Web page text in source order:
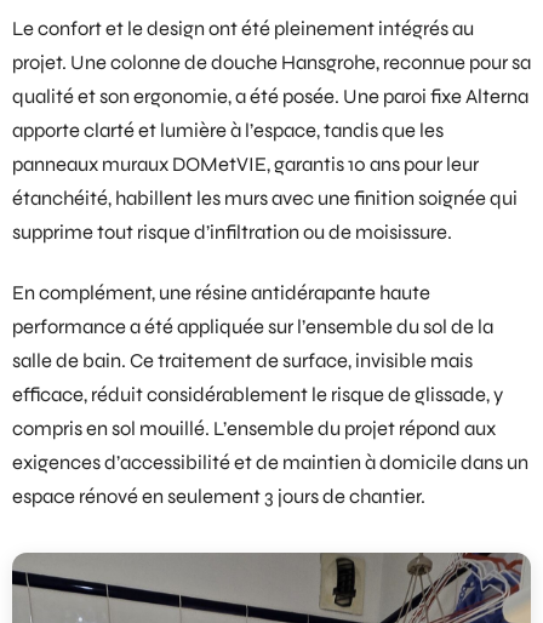
Le confort et le design ont été pleinement intégrés au
projet. Une colonne de douche Hansgrohe, reconnue pour sa
qualité et son ergonomie, a été posée. Une paroi fixe Alterna
apporte clarté et lumière à l’espace, tandis que les
panneaux muraux DOMetVIE, garantis 10 ans pour leur
étanchéité, habillent les murs avec une finition soignée qui
supprime tout risque d’infiltration ou de moisissure.
En complément, une résine antidérapante haute
performance a été appliquée sur l’ensemble du sol de la
salle de bain. Ce traitement de surface, invisible mais
efficace, réduit considérablement le risque de glissade, y
compris en sol mouillé. L’ensemble du projet répond aux
exigences d’accessibilité et de maintien à domicile dans un
espace rénové en seulement 3 jours de chantier.